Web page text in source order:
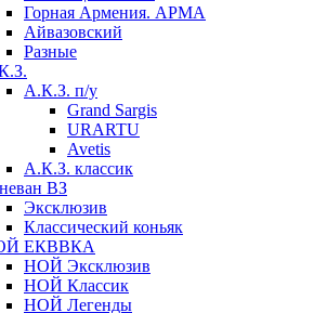
Горная Армения. АРМА
Айвазовский
Разные
А.К.З. п/у
Grand Sargis
URARTU
Avetis
А.К.З. классик
ВЗ
Эксклюзив
Классический коньяк
ЕКВВКА
НОЙ Эксклюзив
НОЙ Классик
НОЙ Легенды